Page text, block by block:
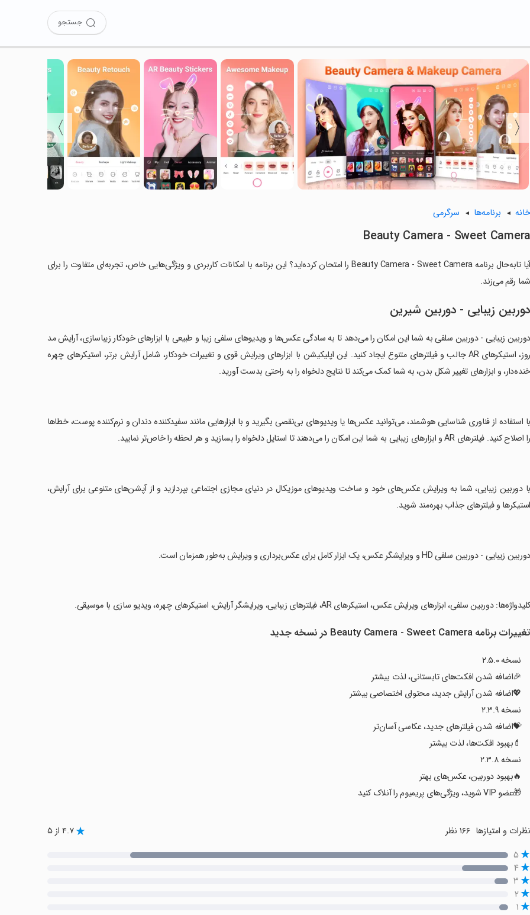
جستجو
〈
〉
خانه برنامه‌ها سرگرمی
Beauty Camera - Sweet Camera
آیا تابه‌حال برنامه Beauty Camera - Sweet Camera را امتحان کرده‌اید؟ این برنامه با امکانات کاربردی و ویژگی‌هایی خاص، تجربه‌ای متفاوت را برای
شما رقم می‌زند.
دوربین زیبایی - دوربین شیرین
دوربین زیبایی - دوربین سلفی به شما این امکان را می‌دهد تا به سادگی عکس‌ها و ویدیوهای سلفی زیبا و طبیعی با ابزارهای خودکار زیباسازی، آرایش مد
روز، استیکرهای AR جالب و فیلترهای متنوع ایجاد کنید. این اپلیکیشن با ابزارهای ویرایش قوی و تغییرات خودکار، شامل آرایش برتر، استیکرهای چهره
خنده‌دار، و ابزارهای تغییر شکل بدن، به شما کمک می‌کند تا نتایج دلخواه را به راحتی بدست آورید.
‏با استفاده از فناوری شناسایی هوشمند، می‌توانید عکس‌ها یا ویدیوهای بی‌نقصی بگیرید و با ابزارهایی مانند سفیدکننده دندان و نرم‌کننده پوست، خطاها
را اصلاح کنید. فیلترهای AR و ابزارهای زیبایی به شما این امکان را می‌دهند تا استایل دلخواه را بسازید و هر لحظه را خاص‌تر نمایید.
‏با دوربین زیبایی، شما به ویرایش عکس‌های خود و ساخت ویدیوهای موزیکال در دنیای مجازی اجتماعی بپردازید و از آپشن‌های متنوعی برای آرایش،
استیکرها و فیلترهای جذاب بهره‌مند شوید.
‏دوربین زیبایی - دوربین سلفی HD و ویرایشگر عکس، یک ابزار کامل برای عکس‌برداری و ویرایش به‌طور همزمان است.
‏کلیدواژه‌ها: دوربین سلفی، ابزارهای ویرایش عکس، استیکرهای AR، فیلترهای زیبایی، ویرایشگر آرایش، استیکرهای چهره، ویدیو سازی با موسیقی.
تغییرات برنامه Beauty Camera - Sweet Camera در نسخه جدید
نسخه ۲.۵.۰
🎉اضافه شدن افکت‌های تابستانی، لذت بیشتر
💖اضافه شدن آرایش جدید، محتوای اختصاصی بیشتر
نسخه ۲.۳.۹
💝اضافه شدن فیلترهای جدید، عکاسی آسان‌تر
💄بهبود افکت‌ها، لذت بیشتر
نسخه ۲.۳.۸
🔥بهبود دوربین، عکس‌های بهتر
🎁عضو VIP شوید، ویژگی‌های پریمیوم را آنلاک کنید
نظرات و امتیازها ۱۶۶ نظر ۴.۷ از ۵
۵
۴
۳
۲
۱